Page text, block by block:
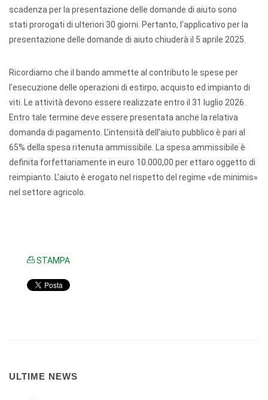
scadenza per la presentazione delle domande di aiuto sono
stati prorogati di ulteriori 30 giorni. Pertanto, l’applicativo per la
presentazione delle domande di aiuto chiuderà il 5 aprile 2025.
Ricordiamo che il bando ammette al contributo le spese per
l’esecuzione delle operazioni di estirpo, acquisto ed impianto di
viti. Le attività devono essere realizzate entro il 31 luglio 2026.
Entro tale termine deve essere presentata anche la relativa
domanda di pagamento. L’intensità dell’aiuto pubblico è pari al
65% della spesa ritenuta ammissibile. La spesa ammissibile è
definita forfettariamente in euro 10.000,00 per ettaro oggetto di
reimpianto. L’aiuto è erogato nel rispetto del regime «de minimis»
nel settore agricolo.
STAMPA
ULTIME NEWS